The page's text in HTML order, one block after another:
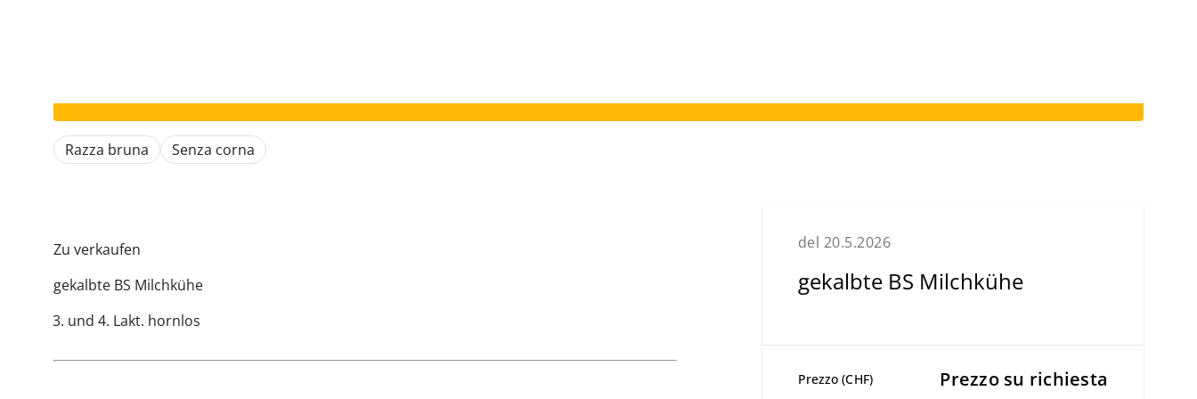
Razza bruna Senza corna
del 20.5.2026
gekalbte BS Milchkühe
Prezzo (CHF) Prezzo su richiesta
Zu verkaufen
gekalbte BS Milchkühe
und 4. Lakt. hornlos